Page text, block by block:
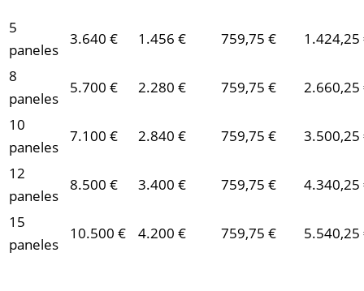
5
paneles
3.640 € 1.456 € 759,75 €
1.424,25
8
paneles
5.700 € 2.280 € 759,75 €
2.660,25
10
paneles
7.100 € 2.840 € 759,75 €
3.500,25
12
paneles
8.500 € 3.400 € 759,75 €
4.340,25
15
paneles
10.500 € 4.200 € 759,75 € 5.540,25